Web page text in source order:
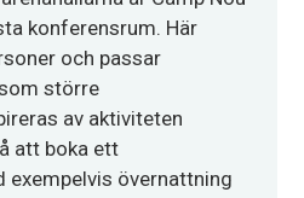
konferensrum. Här
och passar
större
av aktiviteten
att boka ett
exempelvis övernattning